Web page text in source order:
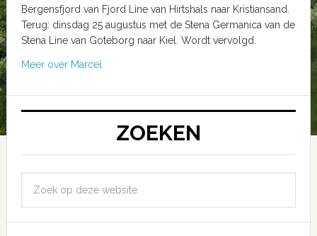
Bergensfjord van Fjord Line van Hirtshals naar Kristiansand.
Terug: dinsdag 25 augustus met de Stena Germanica van de
Stena Line van Goteborg naar Kiel. Wordt vervolgd.
Meer over Marcel
ZOEKEN